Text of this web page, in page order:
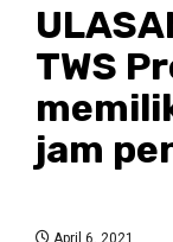
TWS
jam
April 6, 2021